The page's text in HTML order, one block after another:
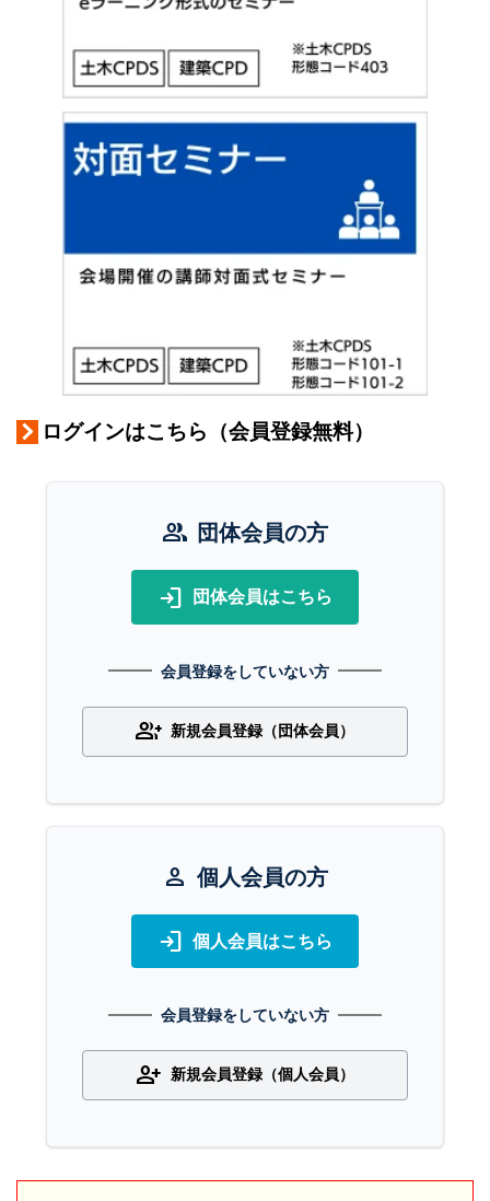
ログインはこちら（会員登録無料）
group 団体会員の方
login 団体会員はこちら
会員登録をしていない方
group_add 新規会員登録（団体会員）
person 個人会員の方
login 個人会員はこちら
会員登録をしていない方
person_add 新規会員登録（個人会員）